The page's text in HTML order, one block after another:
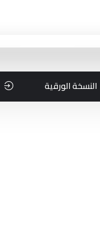
النسخة الورقية